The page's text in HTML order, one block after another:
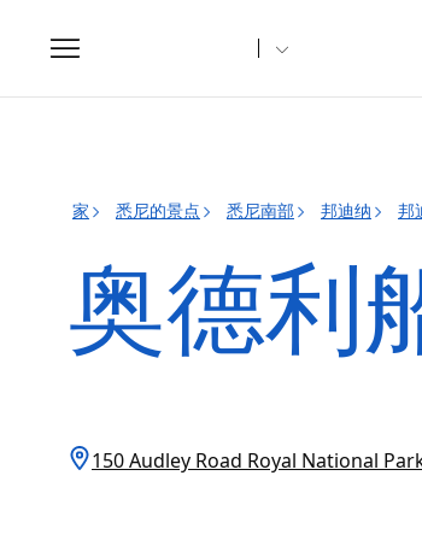
Toggle
navigation
家 悉尼的景点 悉尼南部 邦迪纳 邦
奥德利
150 Audley Road Royal National